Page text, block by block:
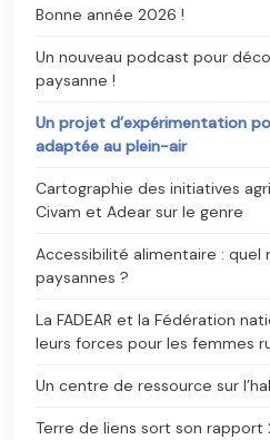
Bonne année 2026 !
Un nouveau podcast pour
paysanne !
Un projet d’expérimentation
adaptée au plein-air
Cartographie des initiatives
Civam et Adear sur le genre
Accessibilité alimentaire : quel
paysannes ?
La FADEAR et la Fédération
leurs forces pour les femmes
Un centre de ressource sur
Terre de liens sort son